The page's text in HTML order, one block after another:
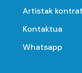
Artistak
Kontaktua
Whatsapp